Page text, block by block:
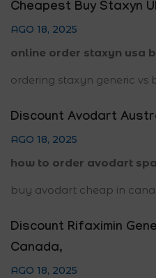
Cheapest Buy Staxyn
AGO 18, 2025
online order staxyn usa
ordering staxyn generic vs
Discount Avodart
AGO 18, 2025
how to order avodart
buy avodart cheap in
Discount Rifaximin
Canada,
AGO 18, 2025